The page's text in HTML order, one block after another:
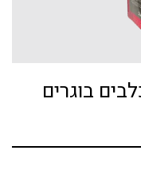
בוגרים